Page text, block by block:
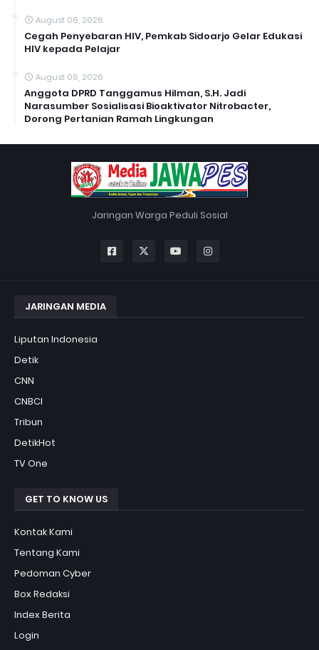
August 06, 2026
Cegah Penyebaran HIV, Pemkab Sidoarjo Gelar Edukasi
HIV kepada Pelajar
August 06, 2026
Anggota DPRD Tanggamus Hilman, S.H. Jadi
Narasumber Sosialisasi Bioaktivator Nitrobacter,
Dorong Pertanian Ramah Lingkungan
Jaringan Warga Peduli Sosial
JARINGAN MEDIA
Liputan Indonesia
Detik
CNN
CNBCI
Tribun
DetikHot
TV One
GET TO KNOW US
Kontak Kami
Tentang Kami
Pedoman Cyber
Box Redaksi
Index Berita
Login